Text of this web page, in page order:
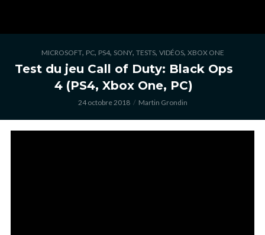
MICROSOFT, PC, PS4, SONY, TESTS, VIDÉOS, XBOX ONE
Test du jeu Call of Duty: Black Ops
4 (PS4, Xbox One, PC)
24 octobre 2018 Martin Grondin